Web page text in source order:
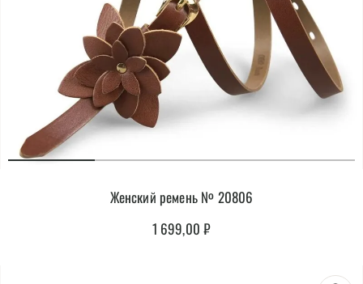
Женский ремень № 20806
1 699,00₽